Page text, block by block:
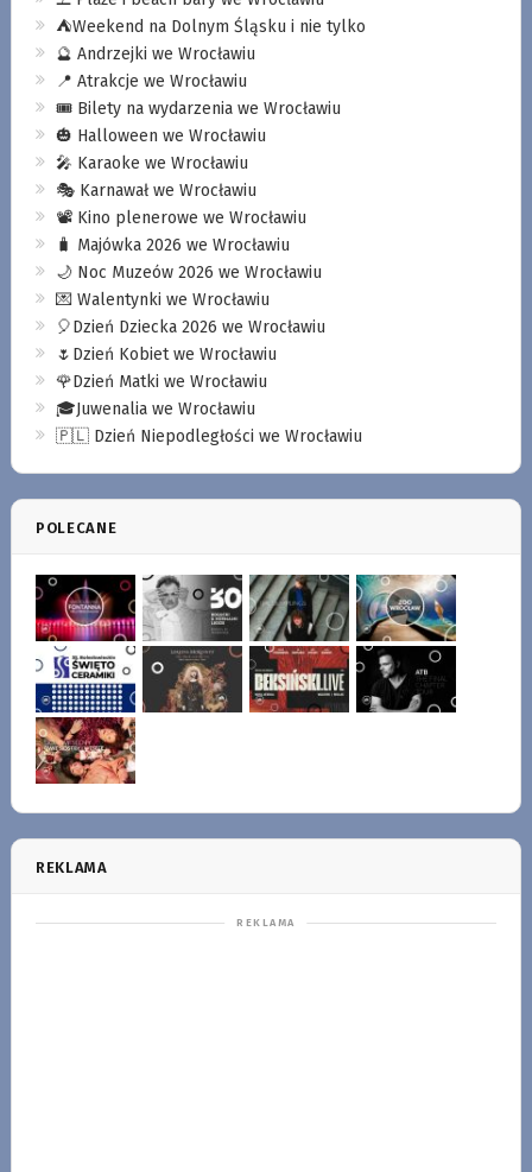
⛺️Weekend na Dolnym Śląsku i nie tylko
🔮 Andrzejki we Wrocławiu
📍 Atrakcje we Wrocławiu
🎟️ Bilety na wydarzenia we Wrocławiu
🎃 Halloween we Wrocławiu
🎤 Karaoke we Wrocławiu
🎭 Karnawał we Wrocławiu
📽️ Kino plenerowe we Wrocławiu
🧳 Majówka 2026 we Wrocławiu
🌙 Noc Muzeów 2026 we Wrocławiu
💌 Walentynki we Wrocławiu
🎈Dzień Dziecka 2026 we Wrocławiu
🌷Dzień Kobiet we Wrocławiu
🌹Dzień Matki we Wrocławiu
🎓Juwenalia we Wrocławiu
🇵🇱 Dzień Niepodległości we Wrocławiu
POLECANE
REKLAMA